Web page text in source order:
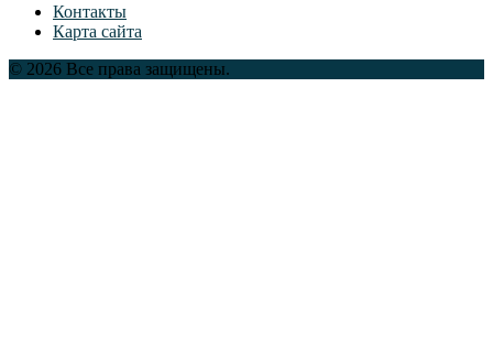
Контакты
Карта сайта
© 2026 Все права защищены.